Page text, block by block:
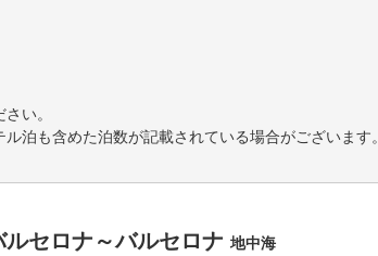
い。
泊も含めた泊数が記載されている場合がございます。
ルセロナ～バルセロナ 地中海